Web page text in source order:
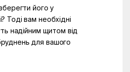
його у
Тоді вам необхідні
надійним щитом від
для вашого